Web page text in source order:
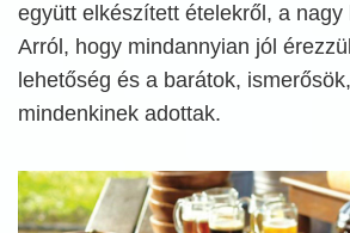
együtt elkészített ételekről, a nagy
Arról, hogy mindannyian jól
lehetőség és a barátok,
mindenkinek adottak.